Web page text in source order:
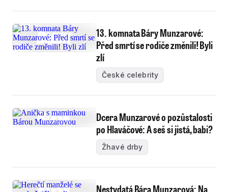
13. komnata Báry Munzarové:
Před smrtí se rodiče změnili! Byli
zlí
České celebrity
Dcera Munzarové o pozůstalosti
po Hlaváčové: A seš si jistá, babi?
Žhavé drby
Nestydatá Bára Munzarová: Na